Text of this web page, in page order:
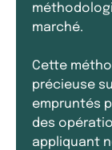
marché.
Cette
précieuse
empruntés
des
appliquant